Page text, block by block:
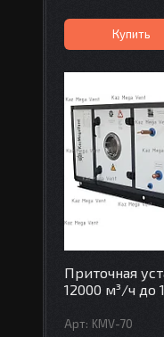
Купить
Приточная
12000 м³/ч до
KMV-70